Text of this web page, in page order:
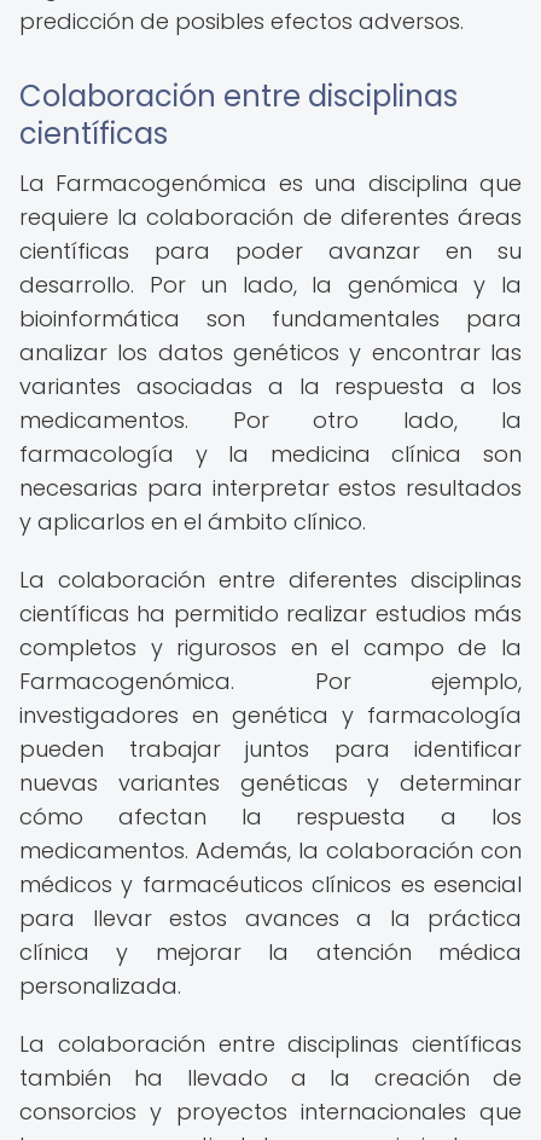
predicción de posibles efectos adversos.
Colaboración entre disciplinas
científicas
La Farmacogenómica es una disciplina que
requiere la colaboración de diferentes áreas
científicas para poder avanzar en su
desarrollo. Por un lado, la genómica y la
bioinformática son fundamentales para
analizar los datos genéticos y encontrar las
variantes asociadas a la respuesta a los
medicamentos. Por otro lado, la
farmacología y la medicina clínica son
necesarias para interpretar estos resultados
y aplicarlos en el ámbito clínico.
La colaboración entre diferentes disciplinas
científicas ha permitido realizar estudios más
completos y rigurosos en el campo de la
Farmacogenómica. Por ejemplo,
investigadores en genética y farmacología
pueden trabajar juntos para identificar
nuevas variantes genéticas y determinar
cómo afectan la respuesta a los
medicamentos. Además, la colaboración con
médicos y farmacéuticos clínicos es esencial
para llevar estos avances a la práctica
clínica y mejorar la atención médica
personalizada.
La colaboración entre disciplinas científicas
también ha llevado a la creación de
consorcios y proyectos internacionales que